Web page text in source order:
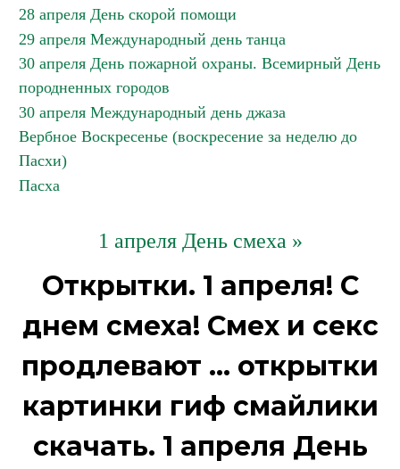
28 апреля День скорой помощи
29 апреля Международный день танца
30 апреля День пожарной охраны. Всемирный День
породненных городов
30 апреля Международный день джаза
Вербное Воскресенье (воскресение за неделю до
Пасхи)
Пасха
1 апреля День смеха »
Открытки. 1 апреля! С
днем смеха! Смех и секс
продлевают ... открытки
картинки гиф смайлики
скачать. 1 апреля День